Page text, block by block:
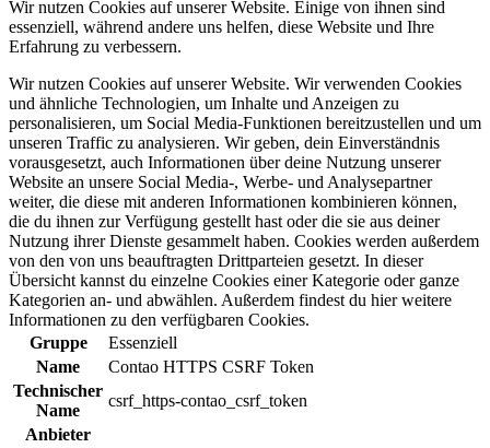
Wir nutzen Cookies auf unserer Website. Einige von ihnen sind
essenziell, während andere uns helfen, diese Website und Ihre
Erfahrung zu verbessern.
Wir nutzen Cookies auf unserer Website. Wir verwenden Cookies
und ähnliche Technologien, um Inhalte und Anzeigen zu
personalisieren, um Social Media-Funktionen bereitzustellen und um
unseren Traffic zu analysieren. Wir geben, dein Einverständnis
vorausgesetzt, auch Informationen über deine Nutzung unserer
Website an unsere Social Media-, Werbe- und Analysepartner
weiter, die diese mit anderen Informationen kombinieren können,
die du ihnen zur Verfügung gestellt hast oder die sie aus deiner
Nutzung ihrer Dienste gesammelt haben. Cookies werden außerdem
von den von uns beauftragten Drittparteien gesetzt. In dieser
Übersicht kannst du einzelne Cookies einer Kategorie oder ganze
Kategorien an- und abwählen. Außerdem findest du hier weitere
Informationen zu den verfügbaren Cookies.
Gruppe
Essenziell
Name
Contao HTTPS CSRF Token
Technischer
Name
csrf_https-contao_csrf_token
Anbieter